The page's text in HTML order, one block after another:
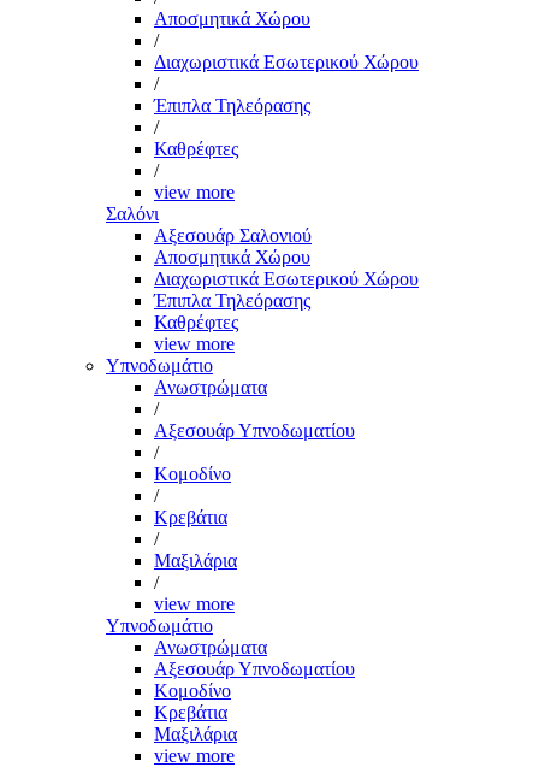
Αποσμητικά Χώρου
/
Διαχωριστικά Εσωτερικού Χώρου
/
Έπιπλα Τηλεόρασης
/
Καθρέφτες
/
view more
Σαλόνι
Αξεσουάρ Σαλονιού
Αποσμητικά Χώρου
Διαχωριστικά Εσωτερικού Χώρου
Έπιπλα Τηλεόρασης
Καθρέφτες
view more
Υπνοδωμάτιο
Ανωστρώματα
/
Αξεσουάρ Υπνοδωματίου
/
Κομοδίνο
/
Κρεβάτια
/
Μαξιλάρια
/
view more
Υπνοδωμάτιο
Ανωστρώματα
Αξεσουάρ Υπνοδωματίου
Κομοδίνο
Κρεβάτια
Μαξιλάρια
view more